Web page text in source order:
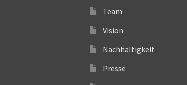
Team
Vision
Nachhaltigkeit
Presse